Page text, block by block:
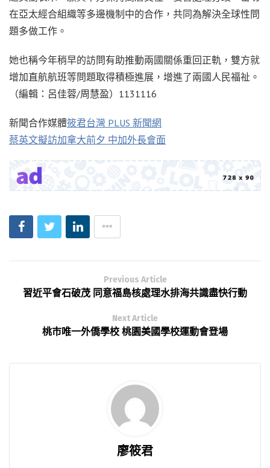
在亞太經合組織等多邊機制中的合作，共同為解決全球性問
題多做工作。
她也稱今年稍早的訪問有助推動兩國關係重回正軌，雙方就
增加直航航班等問題取得積極進展，增進了兩國人民福祉。
（編輯：呂佳蓉/周慧盈）1131116
新聞合作媒體筱君台灣 PLUS 新聞網
蔡英文擬訪加拿大前夕 中加外長會面
Previous Article
習近平會石破茂 同意福島核處理水排海共識盡快行動
Next Article
桃市唯一外僑學校 桃園美國學校運動會登場
廖筱君